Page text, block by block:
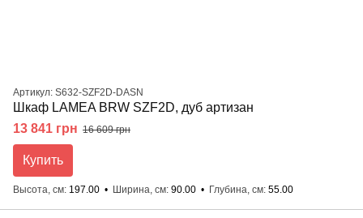
Артикул: S632-SZF2D-DASN
Шкаф LAMEA BRW SZF2D, дуб артизан
13 841 грн 16 609 грн
Купить
Высота, см 197.00 Ширина, см 90.00 Глубина, см 55.00